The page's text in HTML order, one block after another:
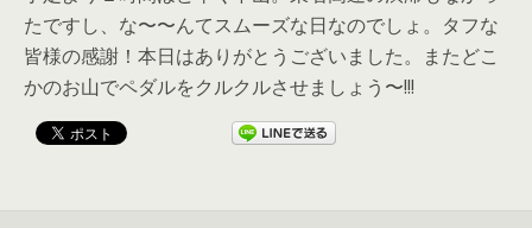
たですし、な〜〜んてスムーズな日なのでしょ。タフな
皆様の感謝！本日はありがとうございました。またどこ
かのお山でペダルをクルクルさせましょう〜!!!